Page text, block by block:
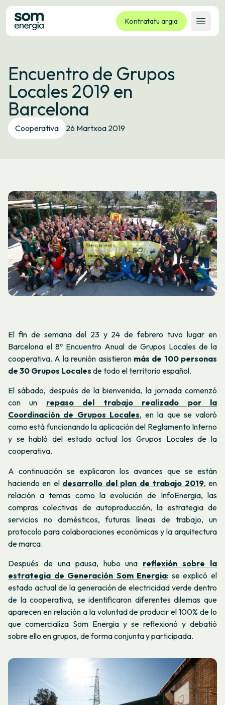
Kontratatu argia
Ireki
Tarifak
Zerbitzuak
Enpresak
Kooperatiba
Kontaktua
Encuentro de Grupos
Locales 2019 en
Barcelona
Cooperativa 26 Martxoa 2019
El fin de semana del 23 y 24 de febrero tuvo lugar en
Barcelona el 8ª Encuentro Anual de Grupos Locales de la
cooperativa. A la reunión asistieron más de 100 personas
de 30 Grupos Locales de todo el territorio español.
El sábado, después de la bienvenida, la jornada comenzó
con un repaso del trabajo realizado por la
Coordinación de Grupos Locales, en la que se valoró
como está funcionando la aplicación del Reglamento Interno
y se habló del estado actual los Grupos Locales de la
cooperativa.
A continuación se explicaron los avances que se están
haciendo en el desarrollo del plan de trabajo 2019, en
relación a temas como la evolución de InfoEnergia, las
compras colectivas de autoproducción, la estrategia de
servicios no domésticos, futuras líneas de trabajo, un
protocolo para colaboraciones económicas y la arquitectura
de marca.
Después de una pausa, hubo una reflexión sobre la
estrategia de Generación Som Energia: se explicó el
estado actual de la generación de electricidad verde dentro
de la cooperativa, se identificaron diferentes dilemas que
aparecen en relación a la voluntad de producir el 100% de lo
que comercializa Som Energia y se reflexionó y debatió
sobre ello en grupos, de forma conjunta y participada.